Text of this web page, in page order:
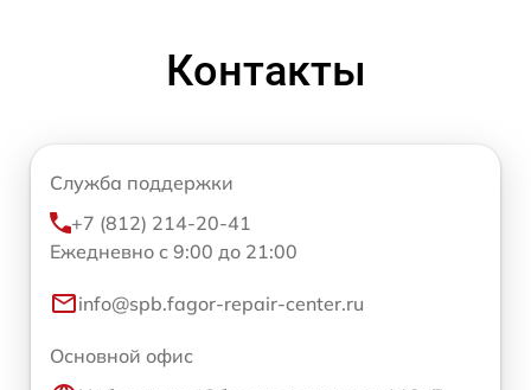
Контакты
Служба поддержки
+7 (812) 214-20-41
Ежедневно с 9:00 до 21:00
info@spb.fagor-repair-center.ru
Основной офис